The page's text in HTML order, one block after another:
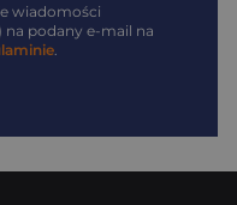
wiadomości
podany e-mail na
.